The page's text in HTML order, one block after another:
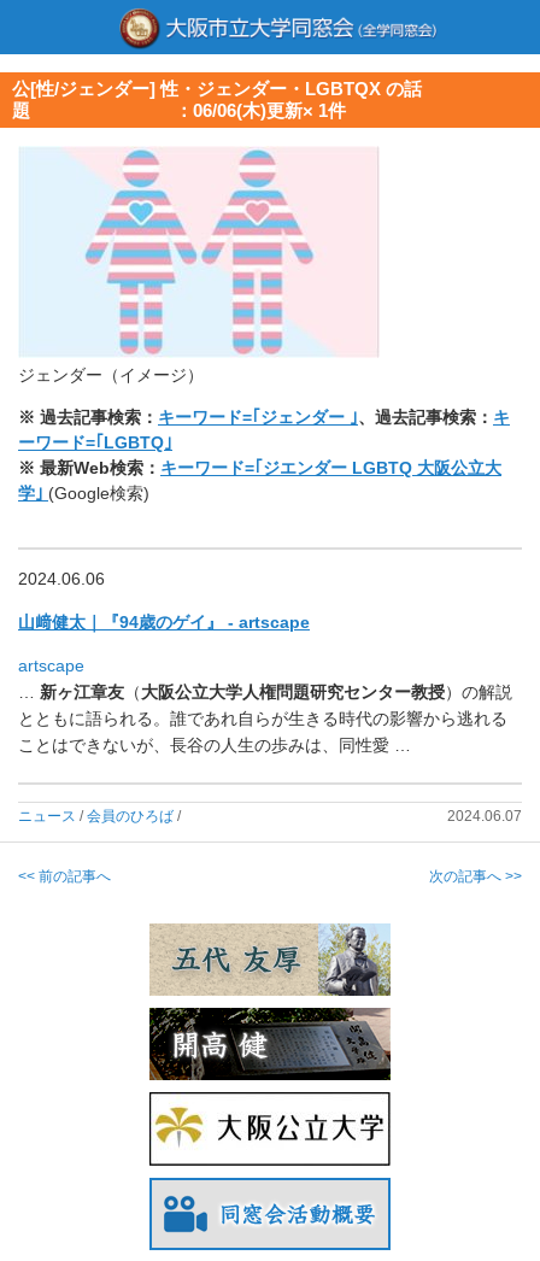
公[性/ジェンダー] 性・ジェンダー・LGBTQX の話
題 ：06/06(木)更新× 1件
ジェンダー（イメージ）
※ 過去記事検索： キーワード=｢ジェンダー ｣、過去記事検索： キ
ーワード=｢LGBTQ｣
※ 最新Web検索： キーワード=｢ジエンダー LGBTQ 大阪公立大
学｣ (Google検索)
2024.06.06
山﨑健太｜『94歳のゲイ』 - artscape
artscape
新ヶ江章友 （大阪公立大学人権問題研究センター教授） の解説
とともに語られる。 誰であれ自らが生きる時代の影響から逃れる
ことはできないが、 長谷の人生の歩みは、同性愛 …
ニュース /会員のひろば / 2024.06.07
<< 前の記事へ 次の記事へ >>